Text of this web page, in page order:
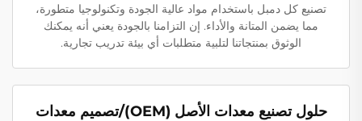
تصنيع كل دمبل باستخدام مواد عالية الجودة وتكنولوجيا متطورة،
مما يضمن المتانة والأداء. إن التزامنا بالجودة يعني أنه يمكنك
الوثوق بمنتجاتنا لتلبية متطلبات أي بيئة تدريب تجارية.
حلول تصنيع معدات الأصل (OEM)/تصميم معدات